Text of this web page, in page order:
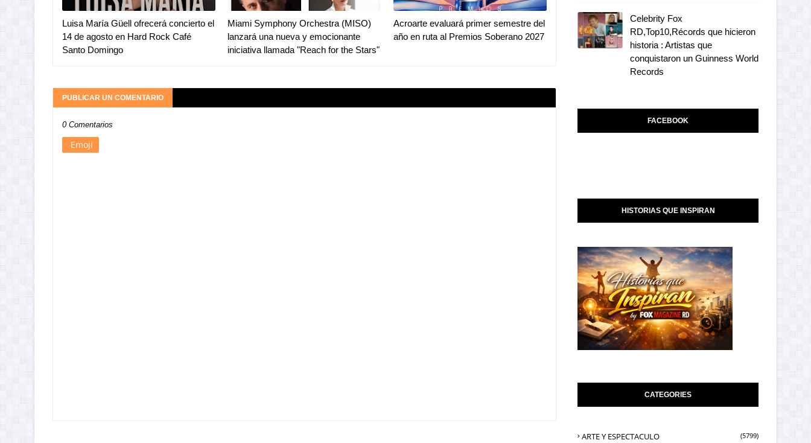
Luisa María Güell ofrecerá concierto el
14 de agosto en Hard Rock Café
Santo Domingo
Miami Symphony Orchestra (MISO)
lanzará una nueva y emocionante
iniciativa llamada "Reach for the Stars"
Acroarte evaluará primer semestre del
año en ruta al Premios Soberano 2027
PUBLICAR UN COMENTARIO
0 Comentarios
Emoji
Celebrity Fox
RD,Top10,Récords que hicieron
historia : Artistas que
conquistaron un Guinness World
Records
FACEBOOK
HISTORIAS QUE INSPIRAN
CATEGORIES
ARTE Y ESPECTACULO (5799)